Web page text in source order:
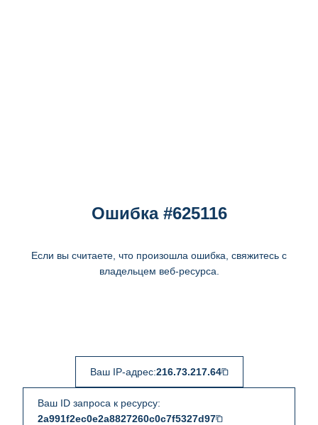
Ошибка #625116
Если вы считаете, что произошла ошибка, свяжитесь с
владельцем веб-ресурса.
Ваш IP-адрес:216.73.217.64
Ваш ID запроса к ресурсу:
2a991f2ec0e2a8827260c0c7f5327d97